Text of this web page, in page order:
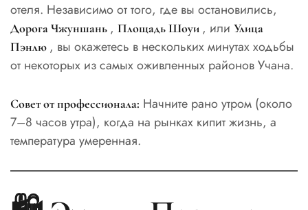
отеля. Независимо от того, где вы остановились,
Дорога Чжуншань , Площадь Шоуи , или Улица
Пэнлю , вы окажетесь в нескольких минутах ходьбы
от некоторых из самых оживленных районов Учана.
Совет от профессионала: Начните рано утром (около
7–8 часов утра), когда на рынках кипит жизнь, а
температура умеренная.